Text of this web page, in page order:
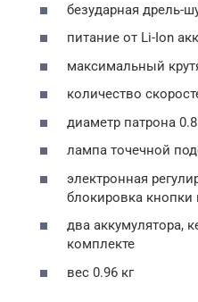
безударная дрель-
питание от Li-Ion
максимальный
количество
диаметр патрона
лампа точечной
электронная
блокировка кнопки
два аккумулятора,
комплекте
вес 0.96 кг